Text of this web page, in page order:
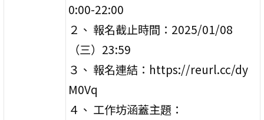
0:00-22:00
２、 報名截止時間：2025/01/08
（三）23:59
３、 報名連結：https://reurl.cc/dy
M0Vq
４、 工作坊涵蓋主題：